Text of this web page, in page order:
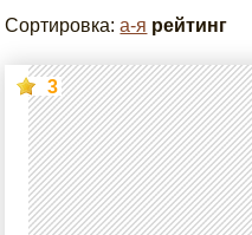
Сортировка:а-я рейтинг
3